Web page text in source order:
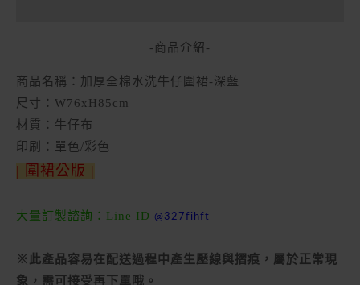
-商品介紹-
商品名稱： 加厚全棉水洗牛仔圍裙-深藍
尺寸：W76xH85cm
材質：牛仔布
印刷：單色/彩色
| 圍裙公版 |
大量訂製諮詢：Line ID @327fihft
※此產品容易在配送過程中產生壓線與摺痕，屬於正常現
象，需可接受再下單哦。